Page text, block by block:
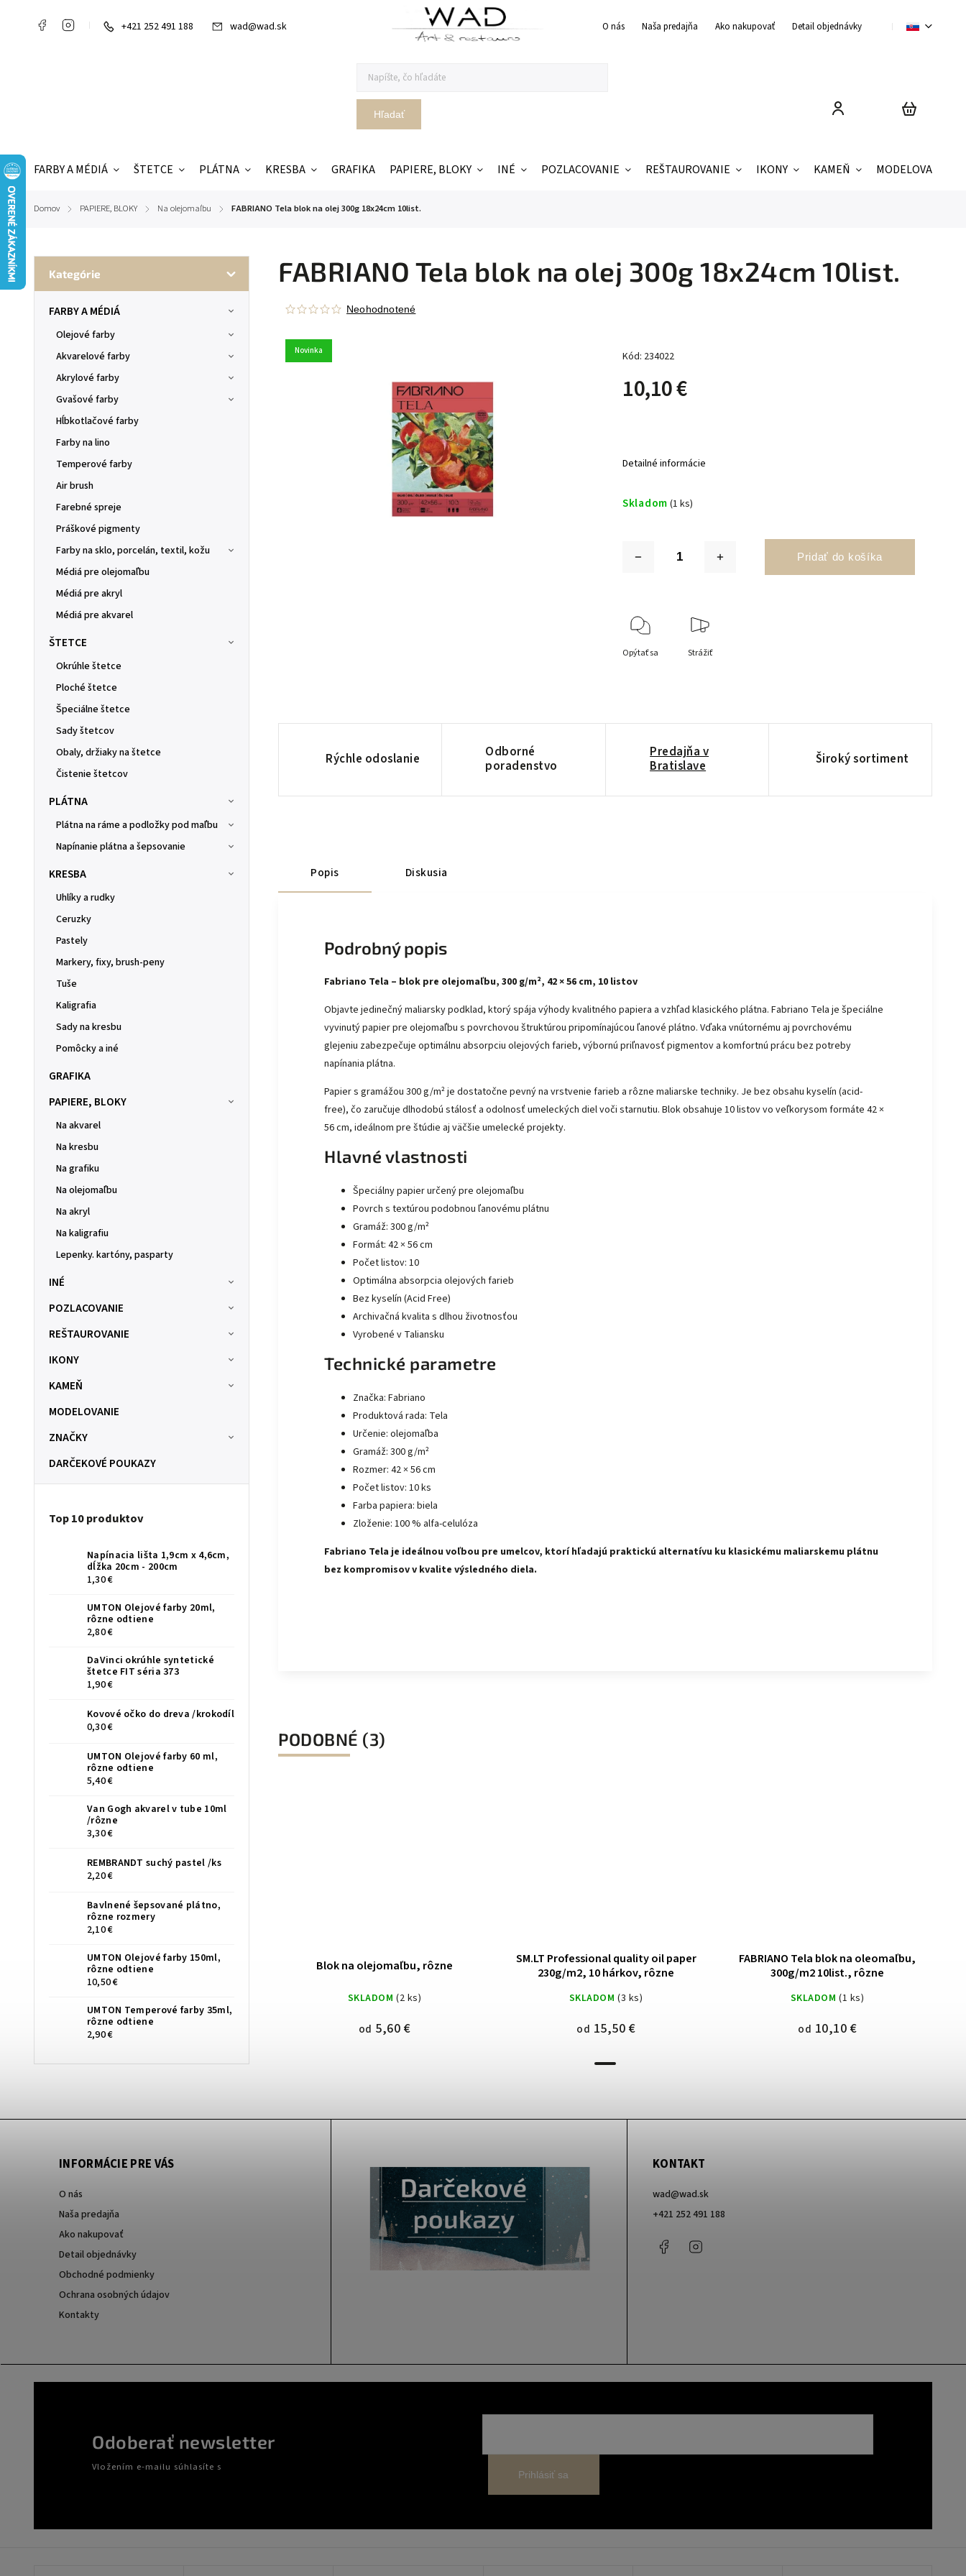
+421 252 491 188 wad@wad.sk O nás Naša predajňa Ako nakupovať Detail objednávky Obchodné podmienky
Hľadať
FARBY A MÉDIÁ ŠTETCE PLÁTNA KRESBA GRAFIKA PAPIERE, BLOKY INÉ POZLACOVANIE REŠTAUROVANIE IKONY KAMEŇ MODELOVANIE
Domov / PAPIERE, BLOKY / Na olejomaľbu / FABRIANO Tela blok na olej 300g 18x24cm 10list.
Kategórie
FARBY A MÉDIÁ
Olejové farby
Akvarelové farby
Akrylové farby
Gvašové farby
Hĺbkotlačové farby
Farby na lino
Temperové farby
Air brush
Farebné spreje
Práškové pigmenty
Farby na sklo, porcelán, textil, kožu
Médiá pre olejomaľbu
Médiá pre akryl
Médiá pre akvarel
ŠTETCE
Okrúhle štetce
Ploché štetce
Špeciálne štetce
Sady štetcov
Obaly, držiaky na štetce
Čistenie štetcov
PLÁTNA
Plátna na ráme a podložky pod maľbu
Napínanie plátna a šepsovanie
KRESBA
Uhlíky a rudky
Ceruzky
Pastely
Markery, fixy, brush-peny
Tuše
Kaligrafia
Sady na kresbu
Pomôcky a iné
GRAFIKA
PAPIERE, BLOKY
Na akvarel
Na kresbu
Na grafiku
Na olejomaľbu
Na akryl
Na kaligrafiu
Lepenky. kartóny, pasparty
INÉ
POZLACOVANIE
REŠTAUROVANIE
IKONY
KAMEŇ
MODELOVANIE
ZNAČKY
DARČEKOVÉ POUKAZY
Top 10 produktov
Napínacia lišta 1,9cm x 4,6cm,
dĺžka 20cm - 200cm
1,30 €
UMTON Olejové farby 20ml,
rôzne odtiene
2,80 €
DaVinci okrúhle syntetické
štetce FIT séria 373
1,90 €
Kovové očko do dreva /krokodíl
0,30 €
UMTON Olejové farby 60 ml,
rôzne odtiene
5,40 €
Van Gogh akvarel v tube 10ml
/rôzne
3,30 €
REMBRANDT suchý pastel /ks
2,20 €
Bavlnené šepsované plátno,
rôzne rozmery
2,10 €
UMTON Olejové farby 150ml,
rôzne odtiene
10,50 €
UMTON Temperové farby 35ml,
rôzne odtiene
2,90 €
FABRIANO Tela blok na olej 300g 18x24cm 10list.
Neohodnotené
Novinka Kód: 234022
10,10 €
Skladom (1 ks)
Pridať do košíka
Detailné informácie
Opýtať sa Strážiť
Rýchle odoslanie
Odborné
poradenstvo
Predajňa v
Bratislave
Široký sortiment
Popis Diskusia
Podrobný popis
Fabriano Tela – blok pre olejomaľbu, 300 g/m², 42 × 56 cm, 10 listov
Objavte jedinečný maliarsky podklad, ktorý spája výhody kvalitného papiera a vzhľad klasického plátna. Fabriano Tela je špeciálne
vyvinutý papier pre olejomaľbu s povrchovou štruktúrou pripomínajúcou ľanové plátno. Vďaka vnútornému aj povrchovému
glejeniu zabezpečuje optimálnu absorpciu olejových farieb, výbornú priľnavosť pigmentov a komfortnú prácu bez potreby
napínania plátna.
Papier s gramážou 300 g/m² je dostatočne pevný na vrstvenie farieb a rôzne maliarske techniky. Je bez obsahu kyselín (acid-
free), čo zaručuje dlhodobú stálosť a odolnosť umeleckých diel voči starnutiu. Blok obsahuje 10 listov vo veľkorysom formáte 42 ×
56 cm, ideálnom pre štúdie aj väčšie umelecké projekty.
Hlavné vlastnosti
Špeciálny papier určený pre olejomaľbu
Povrch s textúrou podobnou ľanovému plátnu
Gramáž: 300 g/m²
Formát: 42 × 56 cm
Počet listov: 10
Optimálna absorpcia olejových farieb
Bez kyselín (Acid Free)
Archivačná kvalita s dlhou životnosťou
Vyrobené v Taliansku
Technické parametre
Značka: Fabriano
Produktová rada: Tela
Určenie: olejomaľba
Gramáž: 300 g/m²
Rozmer: 42 × 56 cm
Počet listov: 10 ks
Farba papiera: biela
Zloženie: 100 % alfa-celulóza
Fabriano Tela je ideálnou voľbou pre umelcov, ktorí hľadajú praktickú alternatívu ku klasickému maliarskemu plátnu
bez kompromisov v kvalite výsledného diela.
PODOBNÉ (3)
Blok na olejomaľbu, rôzne
SKLADOM (2 ks)
od 5,60 €
SM.LT Professional quality oil paper
230g/m2, 10 hárkov, rôzne
SKLADOM (3 ks)
od 15,50 €
FABRIANO Tela blok na oleomaľbu,
300g/m2 10list., rôzne
SKLADOM (1 ks)
od 10,10 €
INFORMÁCIE PRE VÁS
O nás
Naša predajňa
Ako nakupovať
Detail objednávky
Obchodné podmienky
Ochrana osobných údajov
Kontakty
KONTAKT
wad@wad.sk
+421 252 491 188
Facebook
Odoberať newsletter
Vložením e-mailu súhlasíte s
Prihlásiť sa